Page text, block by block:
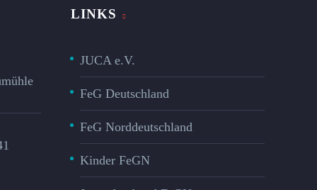
LINKS
JUCA e.V.
FeG Deutschland
FeG Norddeutschland
Kinder FeGN